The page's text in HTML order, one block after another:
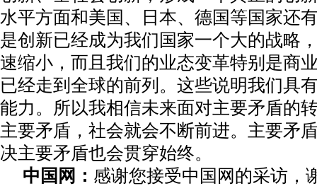
水平方面和美国、日本、德国等国家还
是创新已经成为我们国家一个大的战略
速缩小，而且我们的业态变革特别是商
已经走到全球的前列。这些说明我们具
能力。所以我相信未来面对主要矛盾的
主要矛盾，社会就会不断前进。主要矛
决主要矛盾也会贯穿始终。
中国网： 感谢您接受中国网的采访，